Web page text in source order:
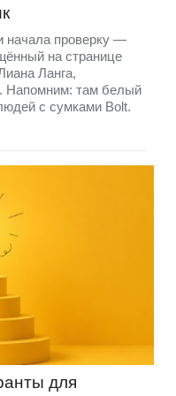
начала проверку —
на странице
Ланга,
Напомним: там белый
с сумками Bolt.
для